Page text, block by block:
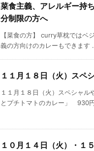
菜食主義、アレルギー持
分制限の方へ
【菜食の方】 curry草枕ではベ
義の方向けのカレーもできます
１１月１８日（火）スペ
１１月１８日（火）スペシャル
とプチトマトのカレー」 930
１０月１４日（火）・１